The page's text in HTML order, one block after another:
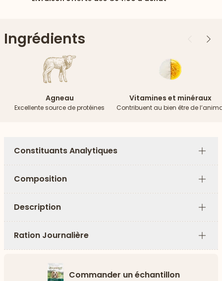
Ingrédients Précédent
Agneau
Excellente source de protéines
Vitamines et minéraux
Contribuent au bien être de
Constituants Analytiques
Plus
Composition
Plus
Description
Plus
Ration Journalière
Plus
Commander un échantillon